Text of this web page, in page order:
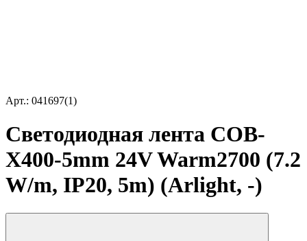
Арт.: 041697(1)
Светодиодная лента COB-
X400-5mm 24V Warm2700 (7.2
W/m, IP20, 5m) (Arlight, -)